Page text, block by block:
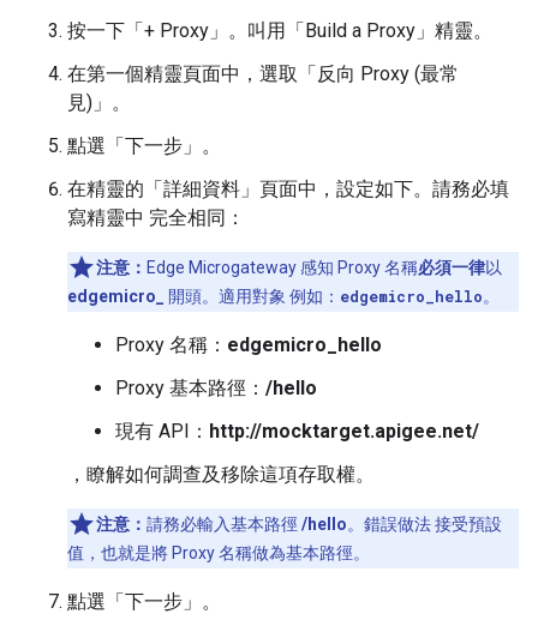
按一下「+ Proxy」 。叫用「Build a Proxy」精靈。
在第一個精靈頁面中，選取「反向 Proxy (最常
見)」 。
點選「下一步」。
在精靈的「詳細資料」頁面中，設定如下。請務必填
寫精靈中 完全相同：
注意： Edge Microgateway 感知 Proxy 名稱必須一律以
edgemicro_
開頭。適用對象 例如： edgemicro_hello。
Proxy 名稱： edgemicro_hello
Proxy 基本路徑： /hello
現有 API： http://mocktarget.apigee.net/
，瞭解如何調查及移除這項存取權。
注意： 請務必輸入基本路徑 /hello。錯誤做法 接受預設
值，也就是將 Proxy 名稱做為基本路徑。
點選「下一步」。